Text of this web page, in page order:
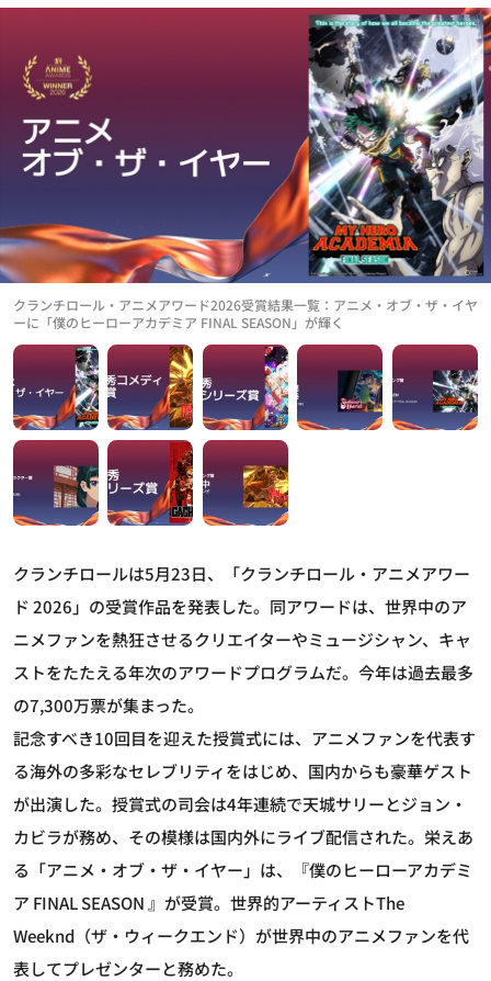
クランチロール・アニメアワード2026受賞結果一覧：アニメ・オブ・ザ・イヤ
ーに「僕のヒーローアカデミア FINAL SEASON」が輝く
クランチロールは5月23日、「クランチロール・アニメアワー
ド 2026」の受賞作品を発表した。同アワードは、世界中のア
ニメファンを熱狂させるクリエイターやミュージシャン、キャ
ストをたたえる年次のアワードプログラムだ。今年は過去最多
の7,300万票が集まった。
記念すべき10回目を迎えた授賞式には、アニメファンを代表す
る海外の多彩なセレブリティをはじめ、国内からも豪華ゲスト
が出演した。授賞式の司会は4年連続で天城サリーとジョン・
カビラが務め、その模様は国内外にライブ配信された。栄えあ
る「アニメ・オブ・ザ・イヤー」は、『僕のヒーローアカデミ
ア FINAL SEASON 』が受賞。世界的アーティストThe
Weeknd（ザ・ウィークエンド）が世界中のアニメファンを代
表してプレゼンターと務めた。